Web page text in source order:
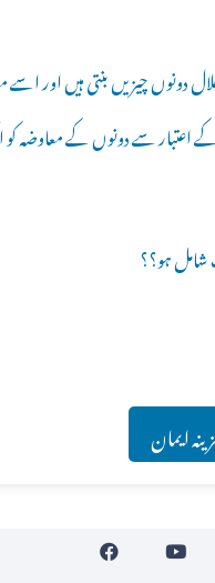
دونوں چیزیں بنتی ہیں اور
سے دونوں کے معاوضہ
شامل ہو؟؟
ایمان